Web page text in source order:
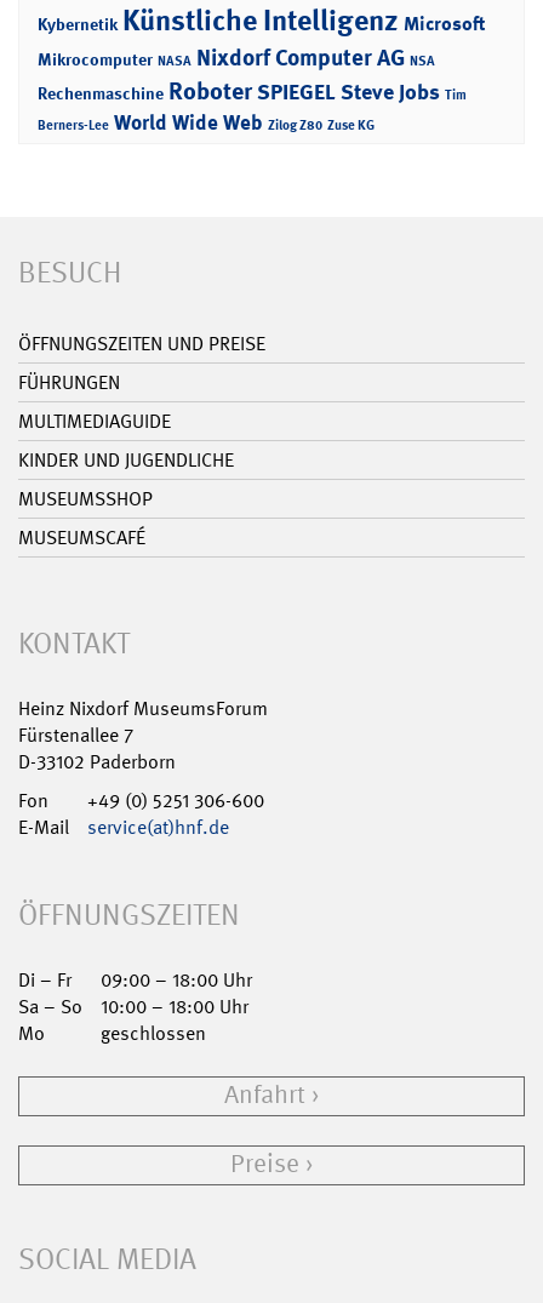
Kybernetik Künstliche Intelligenz Microsoft
Mikrocomputer NASA Nixdorf Computer AG NSA
Rechenmaschine RoboterSPIEGELSteve Jobs Tim
Berners-Lee World Wide Web Zilog Z80 Zuse KG
BESUCH
ÖFFNUNGSZEITEN UND PREISE
FÜHRUNGEN
MULTIMEDIAGUIDE
KINDER UND JUGENDLICHE
MUSEUMSSHOP
MUSEUMSCAFÉ
KONTAKT
Heinz Nixdorf MuseumsForum
Fürstenallee 7
D-33102 Paderborn
Fon
+49 (0) 5251 306-600
E-Mail
service(at)hnf.de
ÖFFNUNGSZEITEN
Di – Fr
09:00 – 18:00 Uhr
Sa – So
10:00 – 18:00 Uhr
Mo
geschlossen
Anfahrt
Preise
SOCIAL MEDIA